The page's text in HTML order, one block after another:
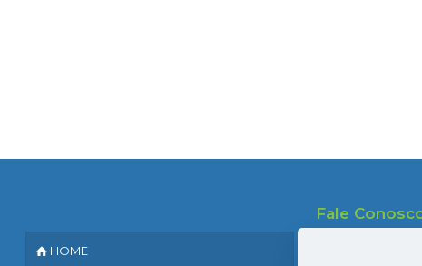
HOME
Fale